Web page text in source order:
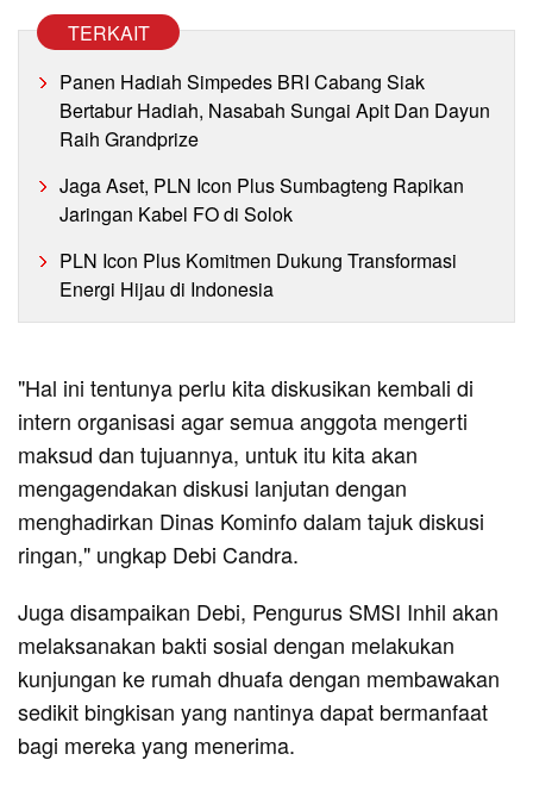
TERKAIT
Panen Hadiah Simpedes BRI Cabang Siak
Bertabur Hadiah, Nasabah Sungai Apit Dan Dayun
Raih Grandprize
Jaga Aset, PLN Icon Plus Sumbagteng Rapikan
Jaringan Kabel FO di Solok
PLN Icon Plus Komitmen Dukung Transformasi
Energi Hijau di Indonesia
"Hal ini tentunya perlu kita diskusikan kembali di
intern organisasi agar semua anggota mengerti
maksud dan tujuannya, untuk itu kita akan
mengagendakan diskusi lanjutan dengan
menghadirkan Dinas Kominfo dalam tajuk diskusi
ringan," ungkap Debi Candra.
Juga disampaikan Debi, Pengurus SMSI Inhil akan
melaksanakan bakti sosial dengan melakukan
kunjungan ke rumah dhuafa dengan membawakan
sedikit bingkisan yang nantinya dapat bermanfaat
bagi mereka yang menerima.